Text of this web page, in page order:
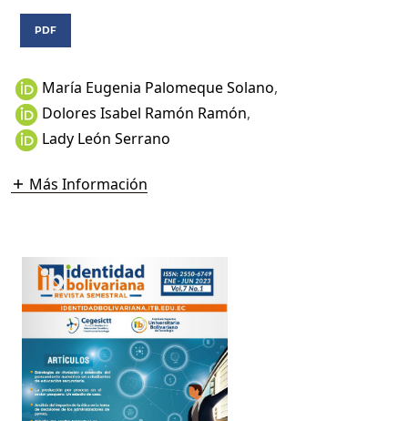
PDF
María Eugenia Palomeque Solano,
Dolores Isabel Ramón Ramón,
Lady León Serrano
Más Información